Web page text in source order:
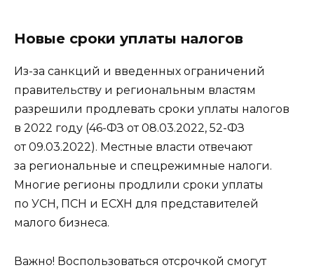
Новые сроки уплаты налогов
Из-за санкций и введенных ограничений
правительству и региональным властям
разрешили продлевать сроки уплаты налогов
в 2022 году (46-ФЗ от 08.03.2022, 52-ФЗ
от 09.03.2022). Местные власти отвечают
за региональные и спецрежимные налоги.
Многие регионы продлили сроки уплаты
по УСН, ПСН и ЕСХН для представителей
малого бизнеса.
Важно! Воспользоваться отсрочкой смогут